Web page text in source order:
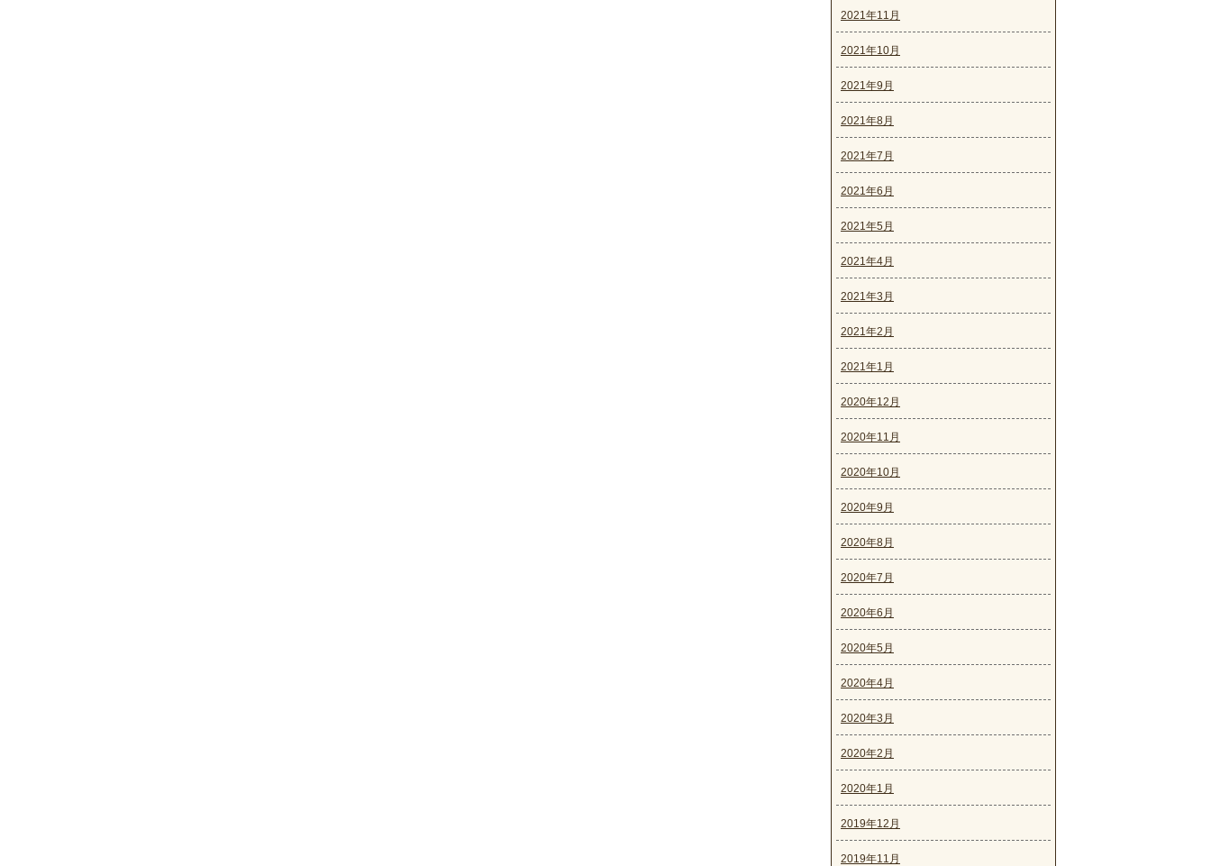
2021年11月
2021年10月
2021年9月
2021年8月
2021年7月
2021年6月
2021年5月
2021年4月
2021年3月
2021年2月
2021年1月
2020年12月
2020年11月
2020年10月
2020年9月
2020年8月
2020年7月
2020年6月
2020年5月
2020年4月
2020年3月
2020年2月
2020年1月
2019年12月
2019年11月